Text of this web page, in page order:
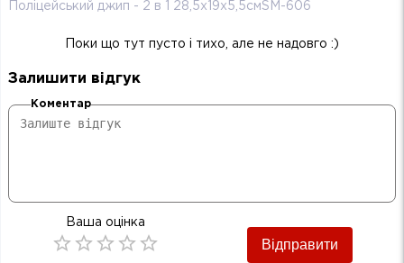
Поліцейський джип - 2 в 1 28,5х19х5,5смSM-606
Поки що тут пусто і тихо, але не надовго :)
Залишити відгук
Коментар
Ваша оцінка
Відправити